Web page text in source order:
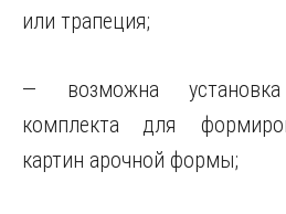
или трапеция;
— возможна установка
комплекта для
картин арочной формы;